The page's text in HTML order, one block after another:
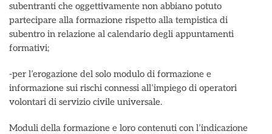
subentranti che oggettivamente non abbiano potuto
partecipare alla formazione rispetto alla tempistica di
subentro in relazione al calendario degli appuntamenti
formativi;
-per l’erogazione del solo modulo di formazione e
informazione sui rischi connessi all’impiego di operatori
volontari di servizio civile universale.
Moduli della formazione e loro contenuti con l’indicazione